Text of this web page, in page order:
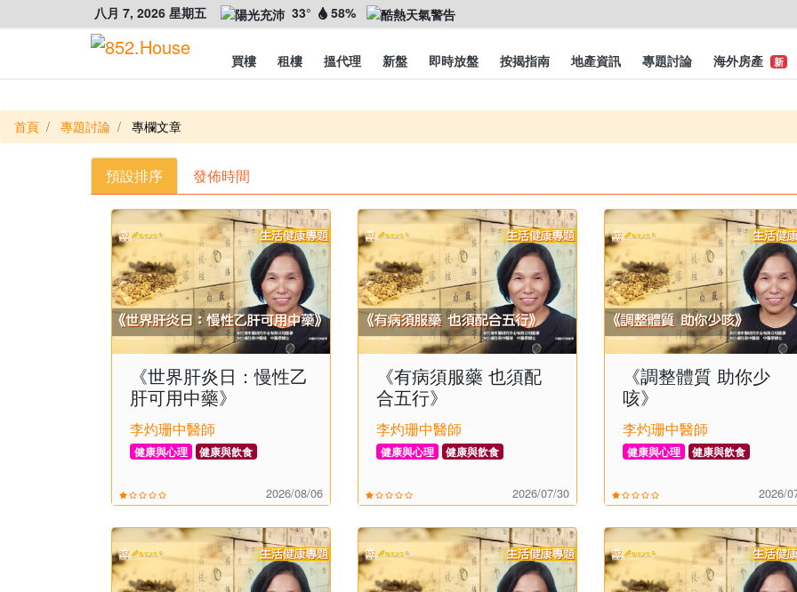
八月 7, 2026 星期五 33° 58%
買樓 租樓 搵代理 新盤 即時放盤 按揭指南 地產資訊 專題討論 海外房產 新
首頁 專題討論 專欄文章
預設排序 發佈時間
《世界肝炎日：慢性乙
肝可用中藥》
李灼珊中醫師
健康與心理 健康與飲食
2026/08/06
《有病須服藥 也須配
合五行》
李灼珊中醫師
健康與心理 健康與飲食
2026/07/30
《調整體質 助你少
咳》
李灼珊中醫師
健康與心理 健康與飲食
2026/